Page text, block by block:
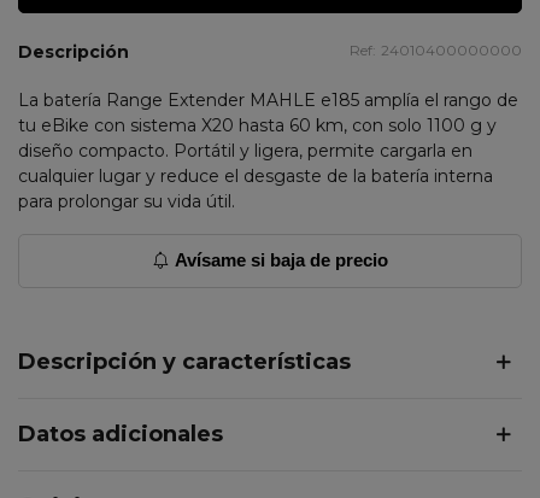
Descripción Ref: 24010400000000
La batería Range Extender MAHLE e185 amplía el rango de
tu eBike con sistema X20 hasta 60 km, con solo 1100 g y
diseño compacto. Portátil y ligera, permite cargarla en
cualquier lugar y reduce el desgaste de la batería interna
para prolongar su vida útil.
Avísame si baja de precio
Descripción y características
Datos adicionales